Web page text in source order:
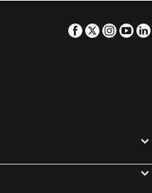
Facebook
Twitter